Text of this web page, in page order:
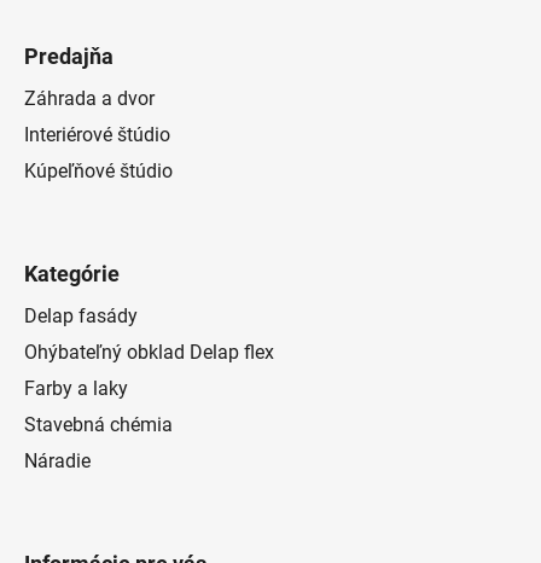
Predajňa
Záhrada a dvor
Interiérové štúdio
Kúpeľňové štúdio
Kategórie
Delap fasády
Ohýbateľný obklad Delap flex
Farby a laky
Stavebná chémia
Náradie